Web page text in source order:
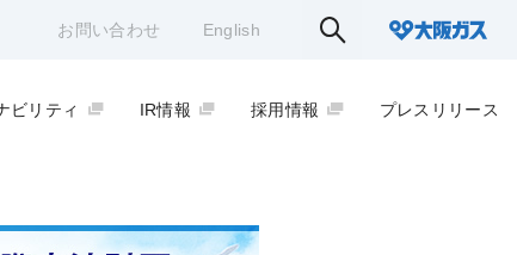
お問い合わせ English
ビリティ IR情報 採用情報 プレスリリース